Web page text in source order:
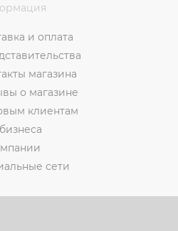
и оплата
магазина
о магазине
клиентам
сети